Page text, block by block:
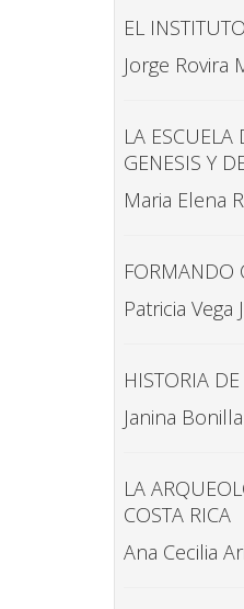
EL
Jorge Rovira
LA ESCUELA
GENESIS Y
Maria Elena
FORMANDO
Patricia Vega
HISTORIA
Janina
LA
COSTA RICA
Ana Cecilia